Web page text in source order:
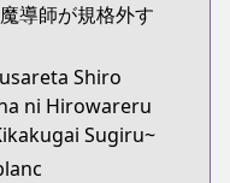
導師が規格外す
Shiro
ni Hirowareru
Sugiru~